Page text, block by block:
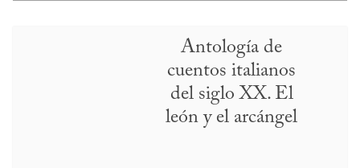
Antología de
cuentos italianos
del siglo XX. El
león y el arcángel